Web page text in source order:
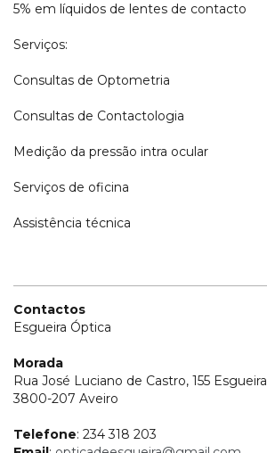
5% em líquidos de lentes de contacto
Serviços:
Consultas de Optometria
Consultas de Contactologia
Medição da pressão intra ocular
Serviços de oficina
Assistência técnica
Contactos
Esgueira Óptica
Morada
Rua José Luciano de Castro, 155 Esgueira
3800-207 Aveiro
Telefone: 234 318 203